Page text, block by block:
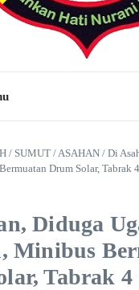
/ SUMUT /ASAHAN / Di
Drum Solar, Tabrak
Diduga
Minibus
Tabrak 4